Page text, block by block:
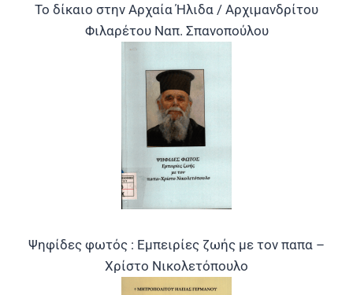
Το δίκαιο στην Αρχαία Ήλιδα / Αρχιμανδρίτου
Φιλαρέτου Ναπ. Σπανοπούλου
Ψηφίδες φωτός : Εμπειρίες ζωής με τον παπα –
Χρίστο Νικολετόπουλο